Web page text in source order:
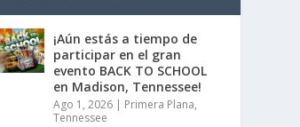
¡Aún estás a tiempo de
participar en el gran
evento BACK TO SCHOOL
en Madison, Tennessee!
Ago 1, 2026 Primera Plana,
Tennessee